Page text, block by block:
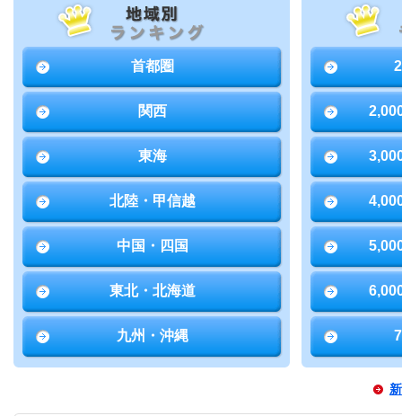
首都圏
関西
東海
北陸・甲信越
中国・四国
東北・北海道
九州・沖縄